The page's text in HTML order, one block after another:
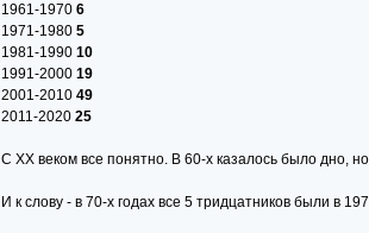
1961-1970 6
1971-1980 5
1981-1990 10
1991-2000 19
2001-2010 49
2011-2020 25
С XX веком все понятно. В 60-х казалось было дно,
И к слову - в 70-х годах все 5 тридцатников были в